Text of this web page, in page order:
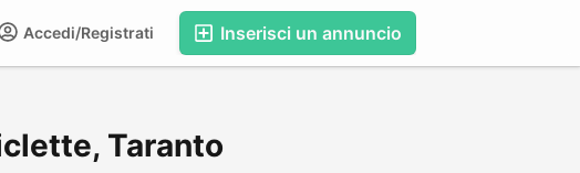
Inserisci un annuncio
Accedi/Registrati
Taranto